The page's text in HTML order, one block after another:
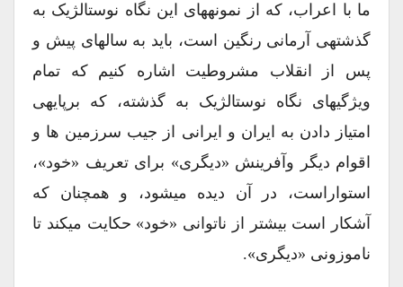
ما با اعراب، که از نمونههای این نگاه نوستالژیک به
گذشتهی آرمانی رنگین است، باید به سالهای پیش و
پس از انقلاب مشروطیت اشاره کنیم که تمام
ویژگیهای نگاه نوستالژیک به گذشته، که برپایهی
امتیاز دادن به ایران و ایرانی از جیب سرزمین ها و
اقوام دیگر وآفرینش «دیگری» برای تعریف «خود»،
استواراست، در آن دیده میشود، و همچنان که
آشکار است بیشتر از ناتوانی «خود» حکایت میکند تا
ناموزونی «دیگری».